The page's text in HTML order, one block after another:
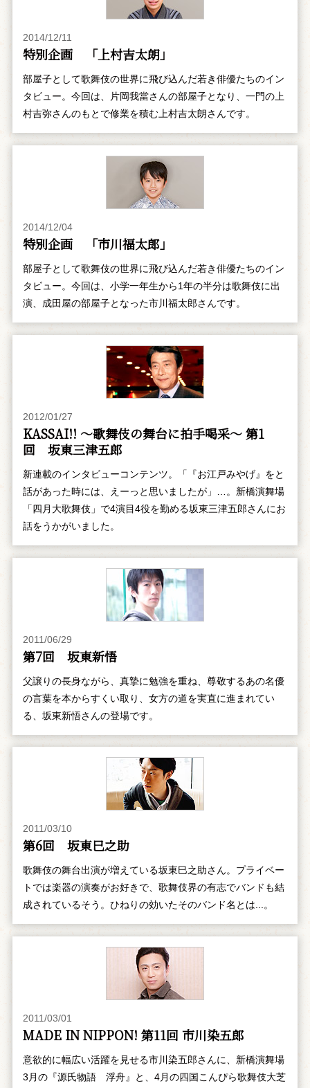
2014/12/11
特別企画 「上村吉太朗」
部屋子として歌舞伎の世界に飛び込んだ若き俳優たちのイン
タビュー。今回は、片岡我當さんの部屋子となり、一門の上
村吉弥さんのもとで修業を積む上村吉太朗さんです。
2014/12/04
特別企画 「市川福太郎」
部屋子として歌舞伎の世界に飛び込んだ若き俳優たちのイン
タビュー。今回は、小学一年生から1年の半分は歌舞伎に出
演、成田屋の部屋子となった市川福太郎さんです。
2012/01/27
KASSAI!! ～歌舞伎の舞台に拍手喝采～ 第1
回 坂東三津五郎
新連載のインタビューコンテンツ。「『お江戸みやげ』をと
話があった時には、えーっと思いましたが」…。新橋演舞場
「四月大歌舞伎」で4演目4役を勤める坂東三津五郎さんにお
話をうかがいました。
2011/06/29
第7回 坂東新悟
父譲りの長身ながら、真摯に勉強を重ね、尊敬するあの名優
の言葉を本からすくい取り、女方の道を実直に進まれてい
る、坂東新悟さんの登場です。
2011/03/10
第6回 坂東巳之助
歌舞伎の舞台出演が増えている坂東巳之助さん。プライベー
トでは楽器の演奏がお好きで、歌舞伎界の有志でバンドも結
成されているそう。ひねりの効いたそのバンド名とは...。
2011/03/01
MADE IN NIPPON! 第11回 市川染五郎
意欲的に幅広い活躍を見せる市川染五郎さんに、新橋演舞場
3月の『源氏物語 浮舟』と、4月の四国こんぴら歌舞伎大芝